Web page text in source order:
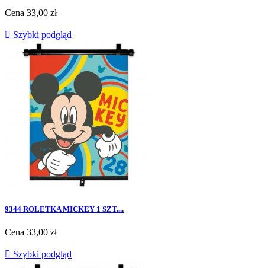
Cena 33,00 zł
 Szybki podgląd
9344 ROLETKA MICKEY 1 SZT....
Cena 33,00 zł
 Szybki podgląd